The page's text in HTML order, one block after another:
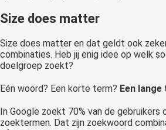
Size does matter
Size does matter en dat geldt ook
combinaties. Heb jij enig idee op welk
doelgroep zoekt?
Eén woord? Een korte term? Een lange
In Google zoekt 70% van de gebruikers
zoektermen. Dat zijn zoekwoord